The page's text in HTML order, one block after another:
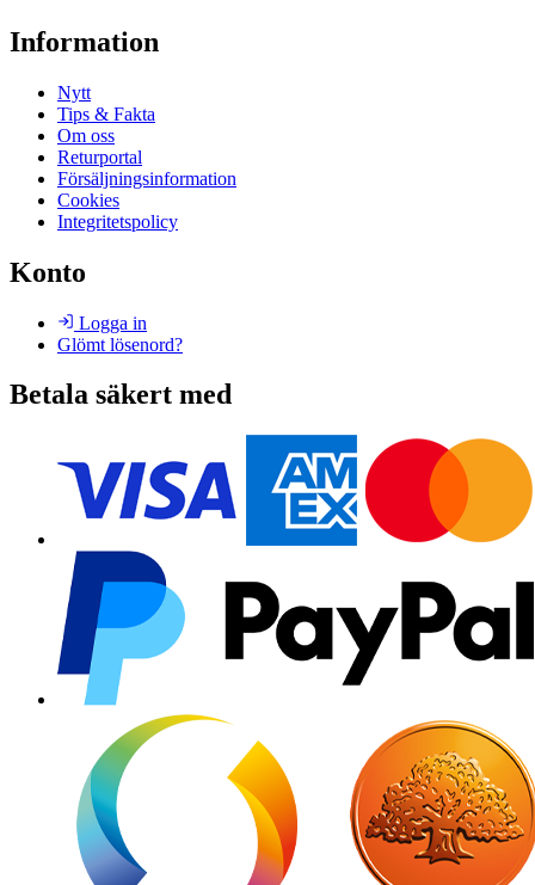
Information
Nytt
Tips & Fakta
Om oss
Returportal
Försäljningsinformation
Cookies
Integritetspolicy
Konto
Logga in
Glömt lösenord?
Betala säkert med